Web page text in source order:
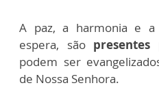
A paz, a harmonia e a
espera, são
podem ser
de Nossa Senhora.